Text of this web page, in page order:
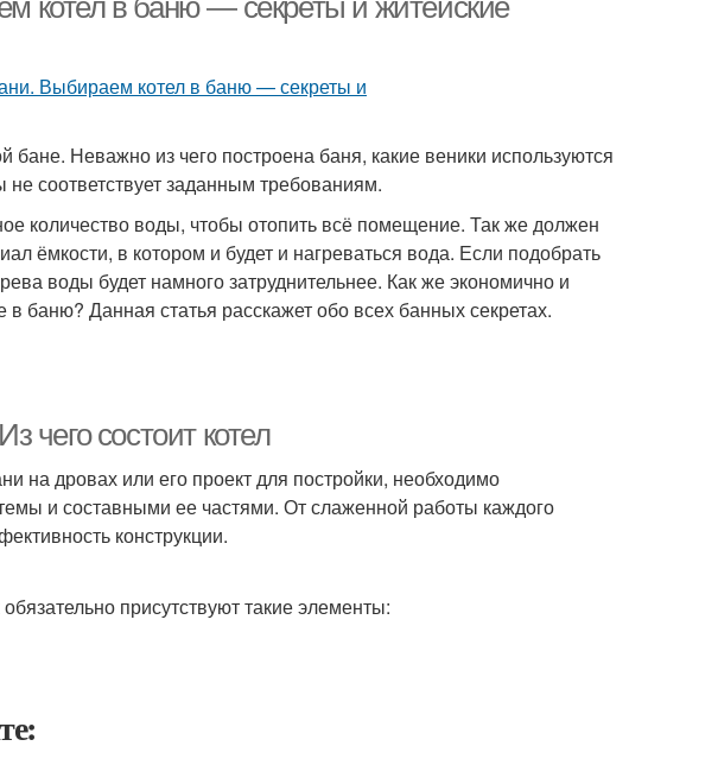
котел в баню — секреты и житейские
Неважно из чего построена баня, какие веники используются
не соответствует заданным требованиям.
количество воды, чтобы отопить всё помещение. Так же должен
ёмкости, в котором и будет и нагреваться вода. Если подобрать
воды будет намного затруднительнее. Как же экономично и
баню? Данная статья расскажет обо всех банных секретах.
чего состоит котел
на дровах или его проект для постройки, необходимо
и составными ее частями. От слаженной работы каждого
конструкции.
присутствуют такие элементы: